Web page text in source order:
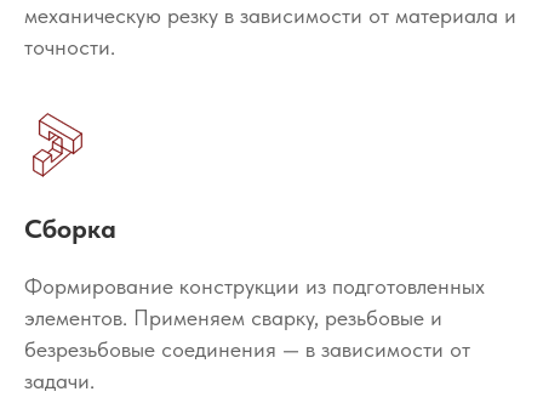
механическую резку в зависимости от материала и
точности.
Сборка
Формирование конструкции из подготовленных
элементов. Применяем сварку, резьбовые и
безрезьбовые соединения — в зависимости от
задачи.